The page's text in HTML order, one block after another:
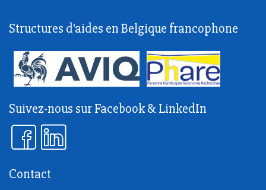
Structures d'aides en Belgique francophone
Suivez-nous sur Facebook & LinkedIn
Contact